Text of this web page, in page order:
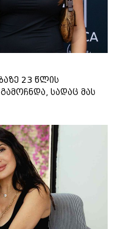
23 წლის
სადაც მას